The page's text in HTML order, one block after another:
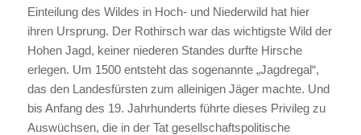
Einteilung des Wildes in Hoch- und Niederwild hat hier
ihren Ursprung. Der Rothirsch war das wichtigste Wild der
Hohen Jagd, keiner niederen Standes durfte Hirsche
erlegen. Um 1500 entsteht das sogenannte „Jagdregal“,
das den Landesfürsten zum alleinigen Jäger machte. Und
bis Anfang des 19. Jahrhunderts führte dieses Privileg zu
Auswüchsen, die in der Tat gesellschaftspolitische